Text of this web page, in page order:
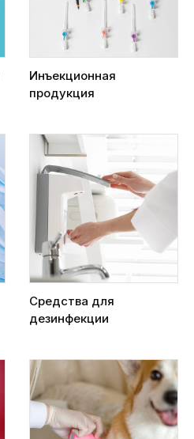
Инъекционная
продукция
Средства для
дезинфекции